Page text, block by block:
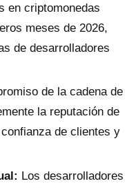
en criptomonedas
meses de 2026,
de desarrolladores
de la cadena de
la reputación de
de clientes y
Los desarrolladores